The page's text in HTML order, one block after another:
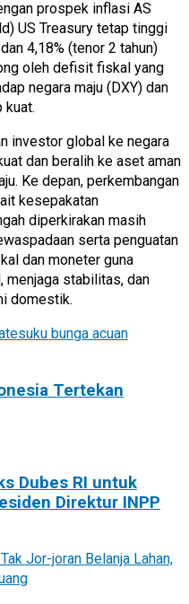
prospek inflasi AS
US Treasury tetap tinggi
4,18% (tenor 2 tahun)
oleh defisit fiskal yang
negara maju (DXY) dan
kuat.
investor global ke negara
dan beralih ke aset aman
Ke depan, perkembangan
kesepakatan
diperkirakan masih
serta penguatan
dan moneter guna
menjaga stabilitas, dan
domestik.
suku bunga acuan
Tertekan
Dubes RI untuk
Direktur INPP